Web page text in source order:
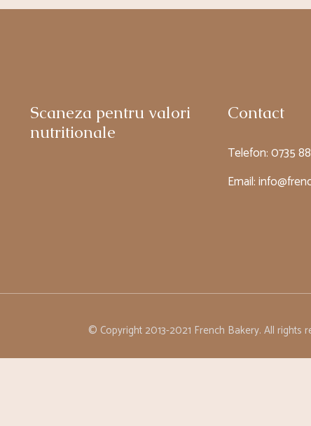
Scaneza pentru valori
nutritionale
Contact
Telefon:0735
Email:
© Copyright 2013-2021 French Bakery. All rights